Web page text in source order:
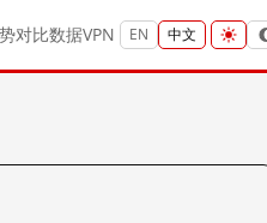
对比数据VPN EN 中文